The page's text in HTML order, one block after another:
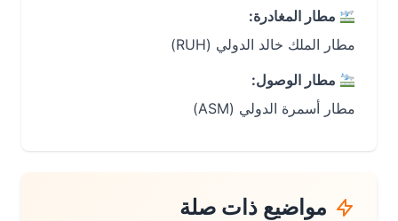
مطار المغادرة:
مطار الملك خالد الدولي (RUH)
مطار الوصول:
مطار أسمرة الدولي (ASM)
مواضيع ذات صلة